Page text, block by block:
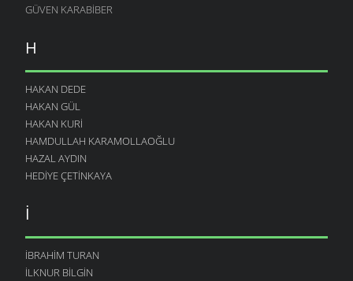
GÜVEN KARABIBER
H
HAKAN DEDE
HAKAN GÜL
HAKAN KURI
HAMDULLAH KARAMOLLAOĞLU
HAZAL AYDIN
HEDIYE ÇETINKAYA
I
İBRAHIM TURAN
İLKNUR BILGIN